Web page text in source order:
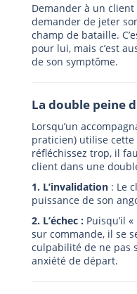
Demander à un client
demander de jeter
champ de bataille.
pour lui, mais c’est
de son symptôme.
La double peine
Lorsqu’un
praticien) utilise cette
réfléchissez trop, il
client dans une
1. L’invalidation : Le
puissance de son
2. L’échec : Puisqu’il
sur commande, il se
culpabilité de ne pas
anxiété de départ.